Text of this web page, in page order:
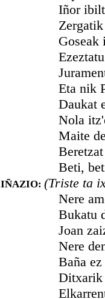
Iñor
Zergatik
Goseak
Ezeztatu
Eta nik
Daukat
Nola
Maite
Beretzat
Beti, beti,
IÑAZIO: (Triste ta
Nere amets
Bukatu
Joan zaizkit
Nere
Baña ez
Ditxarik